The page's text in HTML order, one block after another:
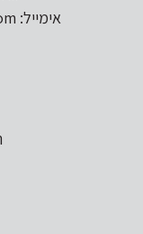
אימייל: dubitoys.conect@gmail.com